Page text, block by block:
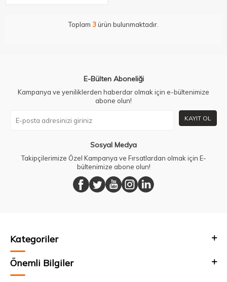
Toplam 3ürün bulunmaktadır.
E-Bülten Aboneliği
Kampanya ve yeniliklerden haberdar olmak için e-bültenimize
abone olun!
KAYIT OL
Sosyal Medya
Takipçilerimize Özel Kampanya ve Fırsatlardan olmak için E-
bültenimize abone olun!
Kategoriler
Önemli Bilgiler